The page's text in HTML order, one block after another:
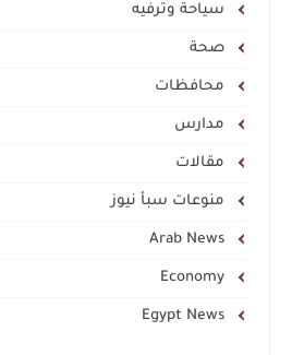
سياحة وترفيه
صحة
محافظات
مدارس
مقالات
منوعات سبأ نيوز
Arab News
Economy
Egypt News